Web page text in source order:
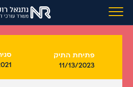
פתיחת התיק
11/13/2023